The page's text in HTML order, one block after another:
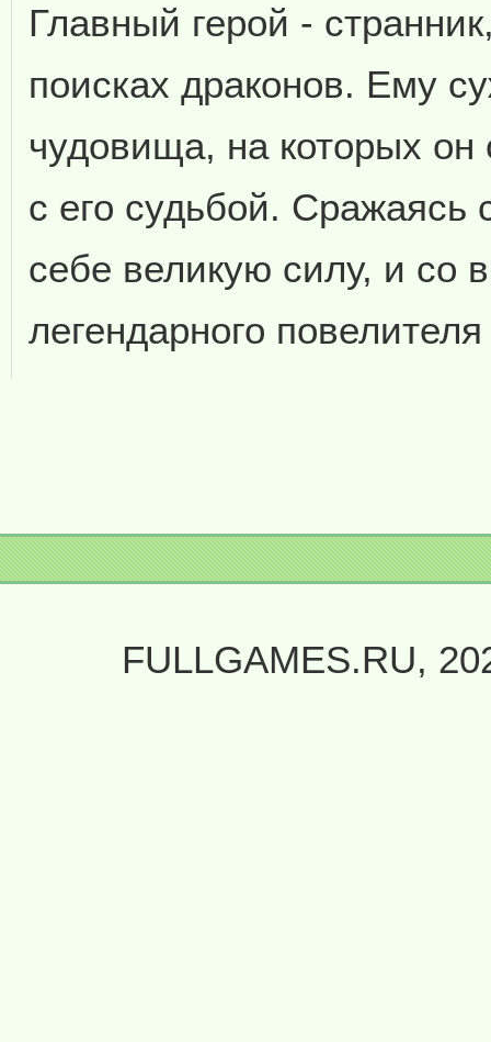
Главный герой -
поисках драконов. Ему
чудовища, на которых он
с его судьбой. Сражаясь
себе великую силу, и со
легендарного
FULLGAMES.RU,